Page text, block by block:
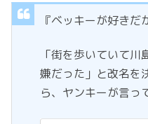
『ベッキーが好きだ
「街を歩いていて
嫌だった」と改名を
ら、ヤンキーが言っ